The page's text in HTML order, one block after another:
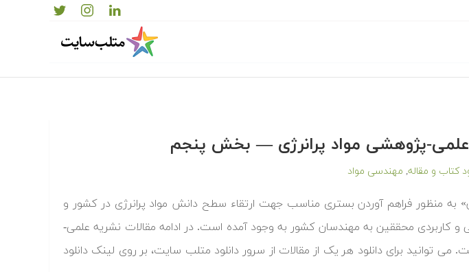
علمی-پژوهشی مواد پرانرژی — بخش پنجم
کتاب و مقاله, مهندسی مواد
به منظور فراهم آوردن بستری مناسب جهت ارتقاء سطح دانش مواد پرانرژی در کشور و
و کاربردی محققین به مهندسان کشور به وجود آمده است. در ادامه مقالات نشریه علمی-
می توانید برای دانلود هر یک از مقالات از سرور دانلود متلب سایت، بر روی لینک دانلود